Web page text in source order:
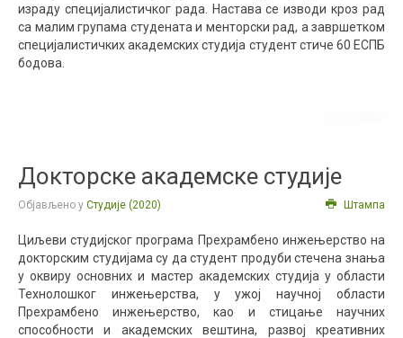
израду специјалистичког рада. Настава се изводи кроз рад
са малим групама студената и менторски рад, а завршетком
специјалистичких академских студија студент стиче 60 ЕСПБ
бодова.
Докторске академске студије
Објављено у Студије (2020) Штампа
Циљеви студијског програма Прехрамбено инжењерство на
докторским студијама су да студент продуби стечена знања
у оквиру основних и мастер академских студија у области
Технолошког инжењерства, у ужој научној области
Прехрамбено инжењерство, као и стицање научних
способности и академских вештина, развој креативних